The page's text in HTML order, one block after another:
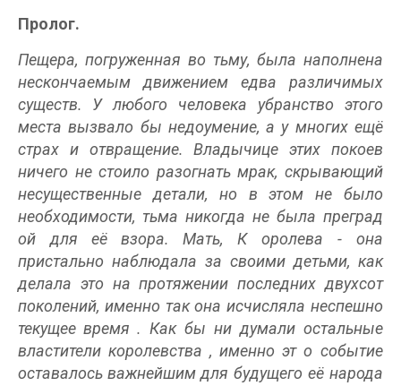
Пролог.
Пещера, погруженная во тьму, была наполнена
нескончаемым движением едва различимых
существ.
У любого человека убранство этого
места вызвало бы недоумение, а у многих ещё
страх и отвращение. Владычице этих покоев
ничего не стоило разогнать мрак, скрывающий
несущественные детали, но в этом не было
необходимости, тьма никогда не была преград
ой для её
взора. Мать, К
оролева - она
пристально наблюдала за своими детьми, как
делала это на протяжении последних двухсот
поколений, именно так она исчисляла неспешно
текущее время . Как бы ни думали остальные
властители королевства , именно эт о событие
оставалось важнейшим для будущего её народа